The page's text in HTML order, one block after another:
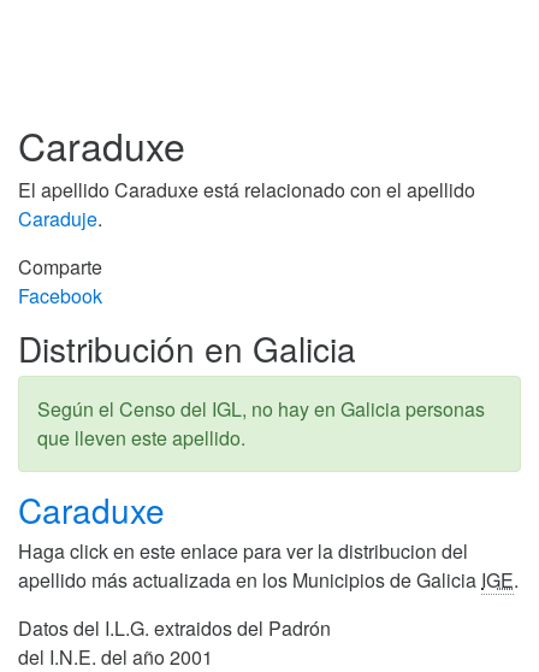
Caraduxe
El apellido Caraduxe está relacionado con el apellido
Caraduje.
Comparte
Facebook
Distribución en Galicia
Según el Censo del IGL, no hay en Galicia personas
que lleven este apellido.
Caraduxe
Haga click en este enlace para ver la distribucion del
apellido más actualizada en los Municipios de Galicia IGE.
Datos del I.L.G. extraidos del Padrón
del I.N.E. del año 2001